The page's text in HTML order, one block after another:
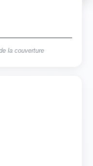
la couverture